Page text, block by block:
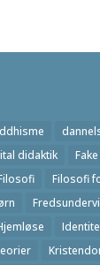
didaktik
Filosofi